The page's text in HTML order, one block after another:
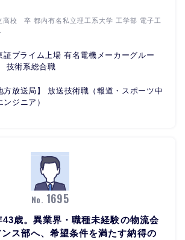
校 卒 都内有名私立理工系大学 工学部 電子工
証プライム上場 有名電機メーカーグルー
技術系総合職
方放送局】 放送技術職（報道・スポーツ中
ンジニア）
No. 1695
43歳。異業界・職種未経験の物流会
ス部へ、希望条件を満たす納得の